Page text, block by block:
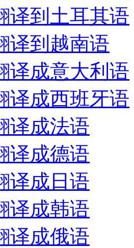
译到土耳其语
译到越南语
译成意大利语
译成西班牙语
译成法语
译成德语
译成日语
译成韩语
译成俄语